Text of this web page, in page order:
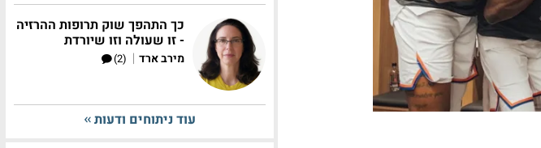
כך התהפך שוק תרופות ההרזיה
- זו שעולה וזו שיורדת
מירב ארד |
(2)
עוד ניתוחים ודעות